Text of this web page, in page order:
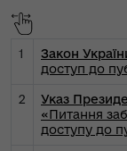
1 Закон
доступ до
2
Указ
«Питання
доступу до